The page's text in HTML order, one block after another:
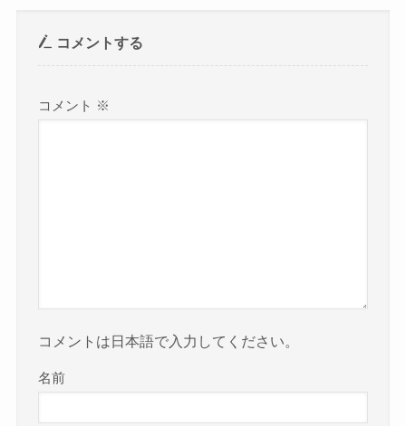
コメントする
コメント ※
コメントは日本語で入力してください。
名前